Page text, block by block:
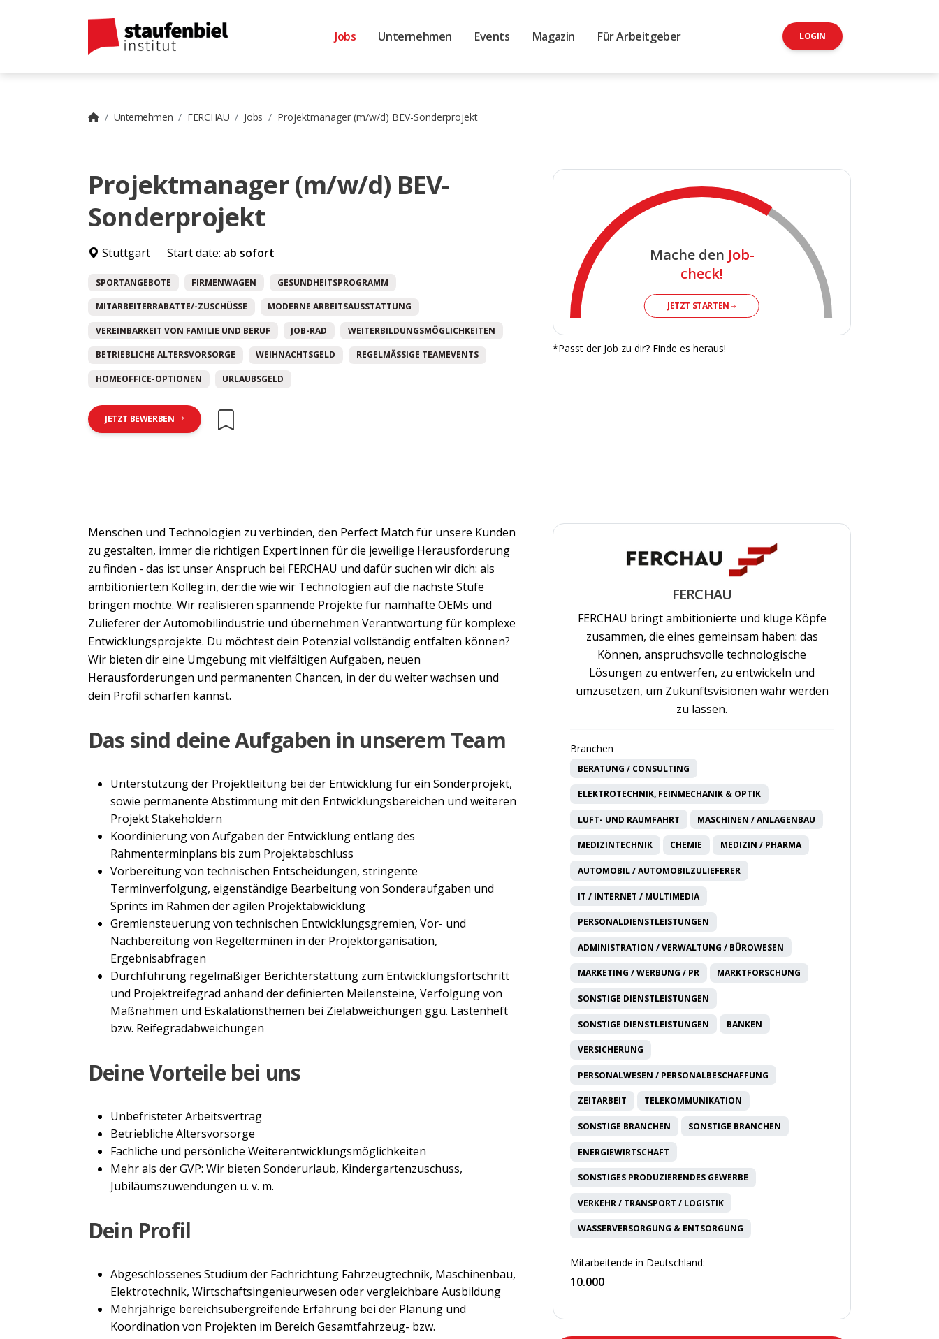
Jobs Unternehmen Events Magazin Für Arbeitgeber LOGIN
Unternehmen FERCHAU Jobs Projektmanager (m/w/d) BEV-Sonderprojekt
Projektmanager (m/w/d) BEV-
Sonderprojekt
Stuttgart Start date: ab sofort
SPORTANGEBOTE FIRMENWAGEN GESUNDHEITSPROGRAMM
MITARBEITERRABATTE/-ZUSCHÜSSE MODERNE ARBEITSAUSSTATTUNG
VEREINBARKEIT VON FAMILIE UND BERUF JOB-RAD WEITERBILDUNGSMÖGLICHKEITEN
BETRIEBLICHE ALTERSVORSORGE WEIHNACHTSGELD REGELMÄSSIGE TEAMEVENTS
HOMEOFFICE-OPTIONEN URLAUBSGELD
JETZT BEWERBEN
Mache den Job-
check!
JETZT STARTEN
*Passt der Job zu dir? Finde es heraus!
Menschen und Technologien zu verbinden, den Perfect Match für unsere Kunden
zu gestalten, immer die richtigen Expert:innen für die jeweilige Herausforderung
zu finden - das ist unser Anspruch bei FERCHAU und dafür suchen wir dich: als
ambitionierte:n Kolleg:in, der:die wie wir Technologien auf die nächste Stufe
bringen möchte. Wir realisieren spannende Projekte für namhafte OEMs und
Zulieferer der Automobilindustrie und übernehmen Verantwortung für komplexe
Entwicklungsprojekte. Du möchtest dein Potenzial vollständig entfalten können?
Wir bieten dir eine Umgebung mit vielfältigen Aufgaben, neuen
Herausforderungen und permanenten Chancen, in der du weiter wachsen und
dein Profil schärfen kannst.
Das sind deine Aufgaben in unserem Team
Unterstützung der Projektleitung bei der Entwicklung für ein Sonderprojekt,
sowie permanente Abstimmung mit den Entwicklungsbereichen und weiteren
Projekt Stakeholdern
Koordinierung von Aufgaben der Entwicklung entlang des
Rahmenterminplans bis zum Projektabschluss
Vorbereitung von technischen Entscheidungen, stringente
Terminverfolgung, eigenständige Bearbeitung von Sonderaufgaben und
Sprints im Rahmen der agilen Projektabwicklung
Gremiensteuerung von technischen Entwicklungsgremien, Vor- und
Nachbereitung von Regelterminen in der Projektorganisation,
Ergebnisabfragen
Durchführung regelmäßiger Berichterstattung zum Entwicklungsfortschritt
und Projektreifegrad anhand der definierten Meilensteine, Verfolgung von
Maßnahmen und Eskalationsthemen bei Zielabweichungen ggü. Lastenheft
bzw. Reifegradabweichungen
Deine Vorteile bei uns
Unbefristeter Arbeitsvertrag
Betriebliche Altersvorsorge
Fachliche und persönliche Weiterentwicklungsmöglichkeiten
Mehr als der GVP: Wir bieten Sonderurlaub, Kindergartenzuschuss,
Jubiläumszuwendungen u. v. m.
Dein Profil
Abgeschlossenes Studium der Fachrichtung Fahrzeugtechnik, Maschinenbau,
Elektrotechnik, Wirtschaftsingenieurwesen oder vergleichbare Ausbildung
Mehrjährige bereichsübergreifende Erfahrung bei der Planung und
Koordination von Projekten im Bereich Gesamtfahrzeug- bzw.
FERCHAU
FERCHAU bringt ambitionierte und kluge Köpfe
zusammen, die eines gemeinsam haben: das
Können, anspruchsvolle technologische
Lösungen zu entwerfen, zu entwickeln und
umzusetzen, um Zukunftsvisionen wahr werden
zu lassen.
Branchen
BERATUNG / CONSULTING
ELEKTROTECHNIK, FEINMECHANIK & OPTIK
LUFT- UND RAUMFAHRT MASCHINEN / ANLAGENBAU
MEDIZINTECHNIK CHEMIE MEDIZIN / PHARMA
AUTOMOBIL / AUTOMOBILZULIEFERER
IT / INTERNET / MULTIMEDIA
PERSONALDIENSTLEISTUNGEN
ADMINISTRATION / VERWALTUNG / BÜROWESEN
MARKETING / WERBUNG / PR MARKTFORSCHUNG
SONSTIGE DIENSTLEISTUNGEN
SONSTIGE DIENSTLEISTUNGEN BANKEN
VERSICHERUNG
PERSONALWESEN / PERSONALBESCHAFFUNG
ZEITARBEIT TELEKOMMUNIKATION
SONSTIGE BRANCHEN SONSTIGE BRANCHEN
ENERGIEWIRTSCHAFT
SONSTIGES PRODUZIERENDES GEWERBE
VERKEHR / TRANSPORT / LOGISTIK
WASSERVERSORGUNG & ENTSORGUNG
Mitarbeitende in Deutschland:
10.000